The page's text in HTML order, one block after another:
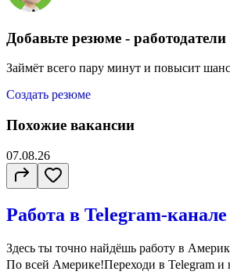
Добавьте резюме -
Займёт всего пару минут и повысит
Создать резюме
Похожие вакансии
07.08.26
Работа в Telegram-
Здесь ты точно найдёшь работу в
По всей Америке!Переходи в Telegram и